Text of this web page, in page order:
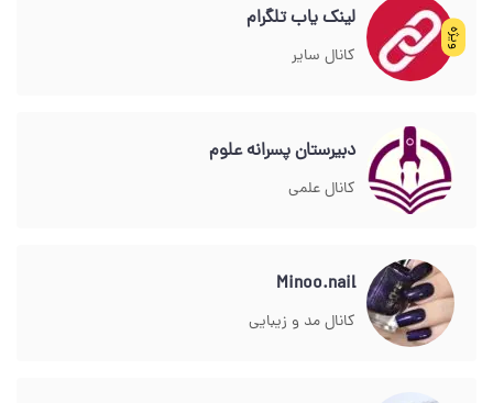
ویژه
لینک یاب تلگرام
کانال سایر
دبیرستان پسرانه علوم
کانال علمی
Minoo.nail
کانال مد و زیبایی